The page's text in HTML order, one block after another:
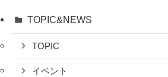
TOPIC&NEWS
TOPIC
イベント